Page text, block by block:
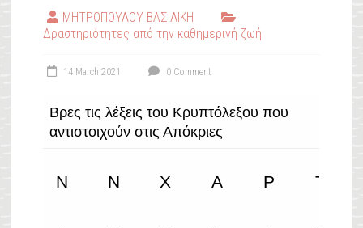
ΜΗΤΡΟΠΟΥΛΟΥ ΒΑΣΙΛΙΚΗ
Δραστηριότητες από την καθημερινή ζωή
14 March 2021 0 Comment